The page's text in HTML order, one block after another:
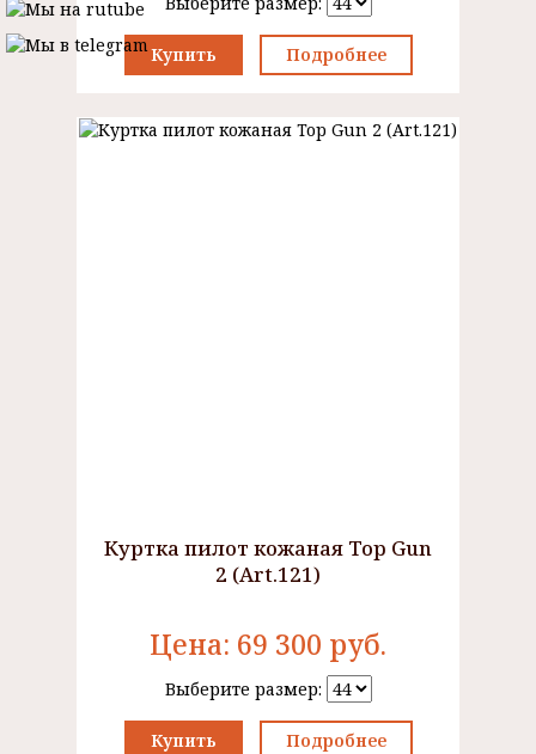
Купить Подробнее
Куртка пилот кожаная Top Gun
2 (Art.121)
Цена: 69 300 руб.
Выберите размер:
Купить Подробнее